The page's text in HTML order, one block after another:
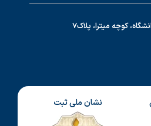
کوچه میترا، پلاک7
نشان ملی ثبت